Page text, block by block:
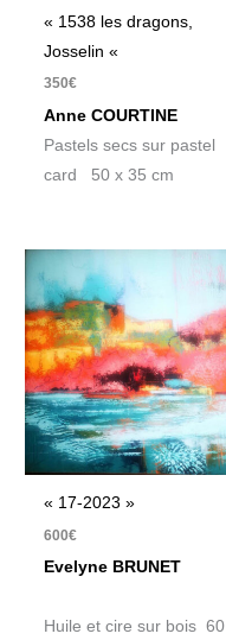
« 1538 les dragons,
Josselin «
350€
Anne COURTINE
Pastels secs sur pastel
card 50 x 35 cm
« 17-2023 »
600€
Evelyne BRUNET
Huile et cire sur bois 60